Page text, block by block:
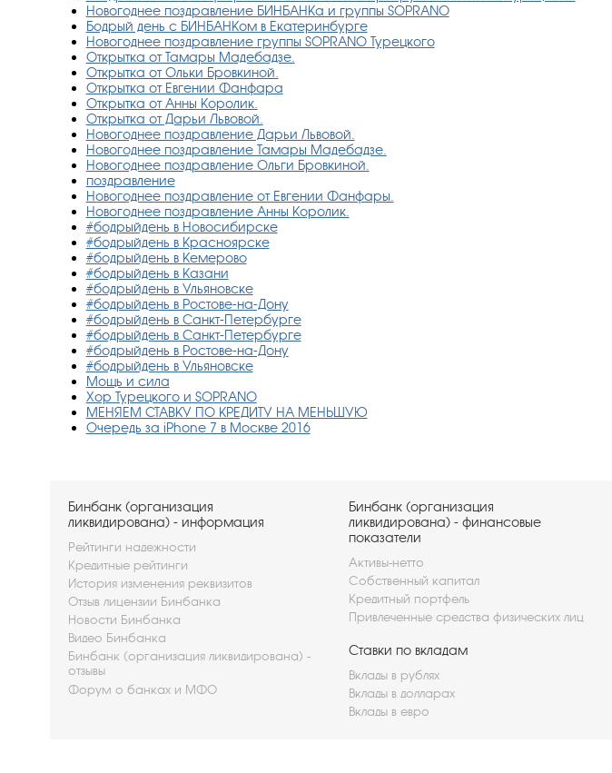
Новогоднее поздравление БИНБАНКа и группы SOPRANO
Бодрый день с БИНБАНКом в Екатеринбурге
Новогоднее поздравление группы SOPRANO Турецкого
Открытка от Тамары Мадебадзе.
Открытка от Ольки Бровкиной.
Открытка от Евгении Фанфара
Открытка от Анны Королик.
Открытка от Дарьи Львовой.
Новогоднее поздравление Дарьи Львовой.
Новогоднее поздравление Тамары Мадебадзе.
Новогоднее поздравление Ольги Бровкиной.
поздравление
Новогоднее поздравление от Евгении Фанфары.
Новогоднее поздравление Анны Королик.
#бодрыйдень в Новосибирске
#бодрыйдень в Красноярске
#бодрыйдень в Кемерово
#бодрыйдень в Казани
#бодрыйдень в Ульяновске
#бодрыйдень в Ростове-на-Дону
#бодрыйдень в Санкт-Петербурге
#бодрыйдень в Санкт-Петербурге
#бодрыйдень в Ростове-на-Дону
#бодрыйдень в Ульяновске
Мощь и сила
Хор Турецкого и SOPRANO
МЕНЯЕМ СТАВКУ ПО КРЕДИТУ НА МЕНЬШУЮ
Очередь за iPhone 7 в Москве 2016
Бинбанк (организация
ликвидирована) - информация
Рейтинги надежности
Кредитные рейтинги
История изменения реквизитов
Отзыв лицензии Бинбанка
Новости Бинбанка
Видео Бинбанка
Бинбанк (организация ликвидирована) -
отзывы
Форум о банках и МФО
Бинбанк (организация
ликвидирована) - финансовые
показатели
Активы-нетто
Собственный капитал
Кредитный портфель
Привлеченные средства физических лиц
Ставки по вкладам
Вклады в рублях
Вклады в долларах
Вклады в евро